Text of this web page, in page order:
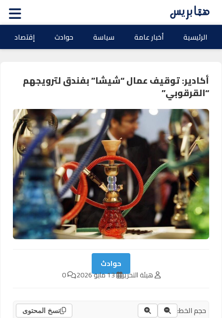
الرئيسية أخبار عامة سياسة حوادث إقتصاد
أكادير: توقيف عمال “شيشا” بفندق لترويجهم
“القرقوبي”
حوادث
هيئة التحرير 13 مايو 2026 0
حجم الخط: نسخ المحتوى